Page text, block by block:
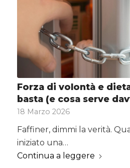
Forza di volontà e
basta (e cosa serve
18 Marzo 2026
Faffiner, dimmi la verità.
iniziato una…
Continua a leggere